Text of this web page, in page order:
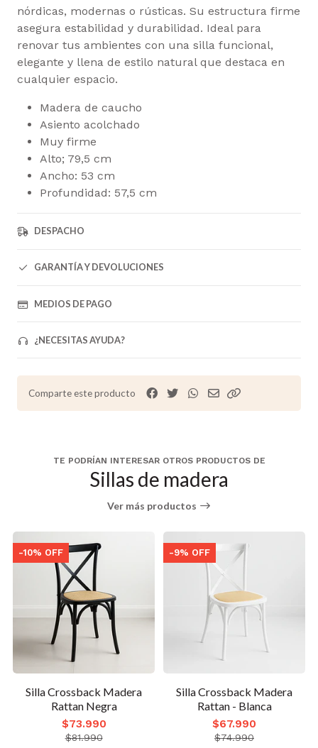
nórdicas, modernas o rústicas. Su estructura firme
asegura estabilidad y durabilidad. Ideal para
renovar tus ambientes con una silla funcional,
elegante y llena de estilo natural que destaca en
cualquier espacio.
Madera de caucho
Asiento acolchado
Muy firme
Alto; 79,5 cm
Ancho: 53 cm
Profundidad: 57,5 cm
DESPACHO
GARANTÍA Y DEVOLUCIONES
MEDIOS DE PAGO
¿NECESITAS AYUDA?
Comparte este producto
TE PODRÍAN INTERESAR OTROS PRODUCTOS DE
Sillas de madera
Ver más productos
-10% OFF
Silla Crossback Madera
Rattan Negra
$73.990
$81.990
-9% OFF
Silla Crossback Madera
Rattan - Blanca
$67.990
$74.990